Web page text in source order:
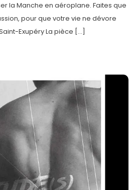
la Manche en aéroplane. Faites que
pour que votre vie ne dévore
Exupéry La pièce […]